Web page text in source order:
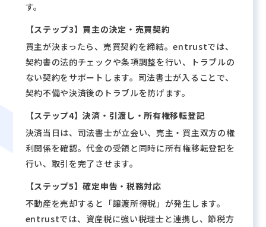
す。
【ステップ3】買主の決定・売買契約
買主が決まったら、売買契約を締結。entrustでは、
契約書の法的チェックや条項調整を行い、トラブルの
ない契約をサポートします。司法書士が入ることで、
契約不備や決済後のトラブルを防げます。
【ステップ4】決済・引渡し・所有権移転登記
決済当日は、司法書士が立会い、売主・買主双方の権
利関係を確認。代金の受領と同時に所有権移転登記を
行い、取引を完了させます。
【ステップ5】確定申告・税務対応
不動産を売却すると「譲渡所得税」が発生します。
entrustでは、資産税に強い税理士と連携し、節税方